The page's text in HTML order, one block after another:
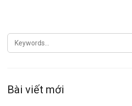
SEARCH
FOR:
Bài viết mới